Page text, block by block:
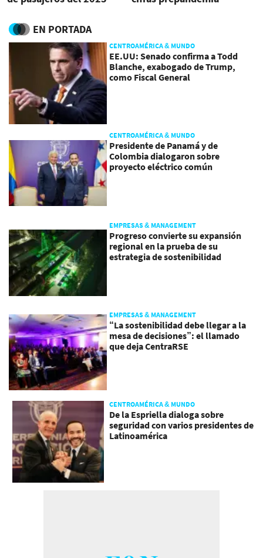
EN PORTADA
CENTROAMÉRICA & MUNDO
EE.UU: Senado confirma a Todd
Blanche, exabogado de Trump,
como Fiscal General
CENTROAMÉRICA & MUNDO
Presidente de Panamá y de
Colombia dialogaron sobre
proyecto eléctrico común
EMPRESAS & MANAGEMENT
Progreso convierte su expansión
regional en la prueba de su
estrategia de sostenibilidad
EMPRESAS & MANAGEMENT
“La sostenibilidad debe llegar a la
mesa de decisiones”: el llamado
que deja CentraRSE
CENTROAMÉRICA & MUNDO
De la Espriella dialoga sobre
seguridad con varios presidentes de
Latinoamérica